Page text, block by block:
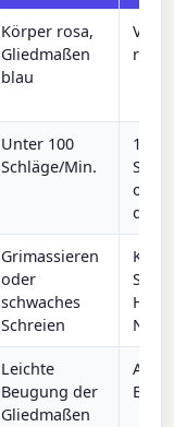
Körper rosa,
Gliedmaßen
blau
rosa
Unter 100
Schläge/Min.
100
oder
Grimassieren
oder
schwaches
Schreien
Leichte
Beugung der
Gliedmaßen